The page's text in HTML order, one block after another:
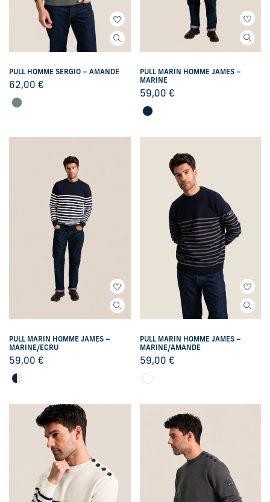
PULL HOMME SERGIO – AMANDE
62,00 €
PULL MARIN HOMME JAMES –
MARINE
59,00 €
PULL MARIN HOMME JAMES –
MARINE/ECRU
59,00 €
PULL MARIN HOMME JAMES –
MARINE/AMANDE
59,00 €